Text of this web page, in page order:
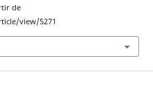
de
view/5271